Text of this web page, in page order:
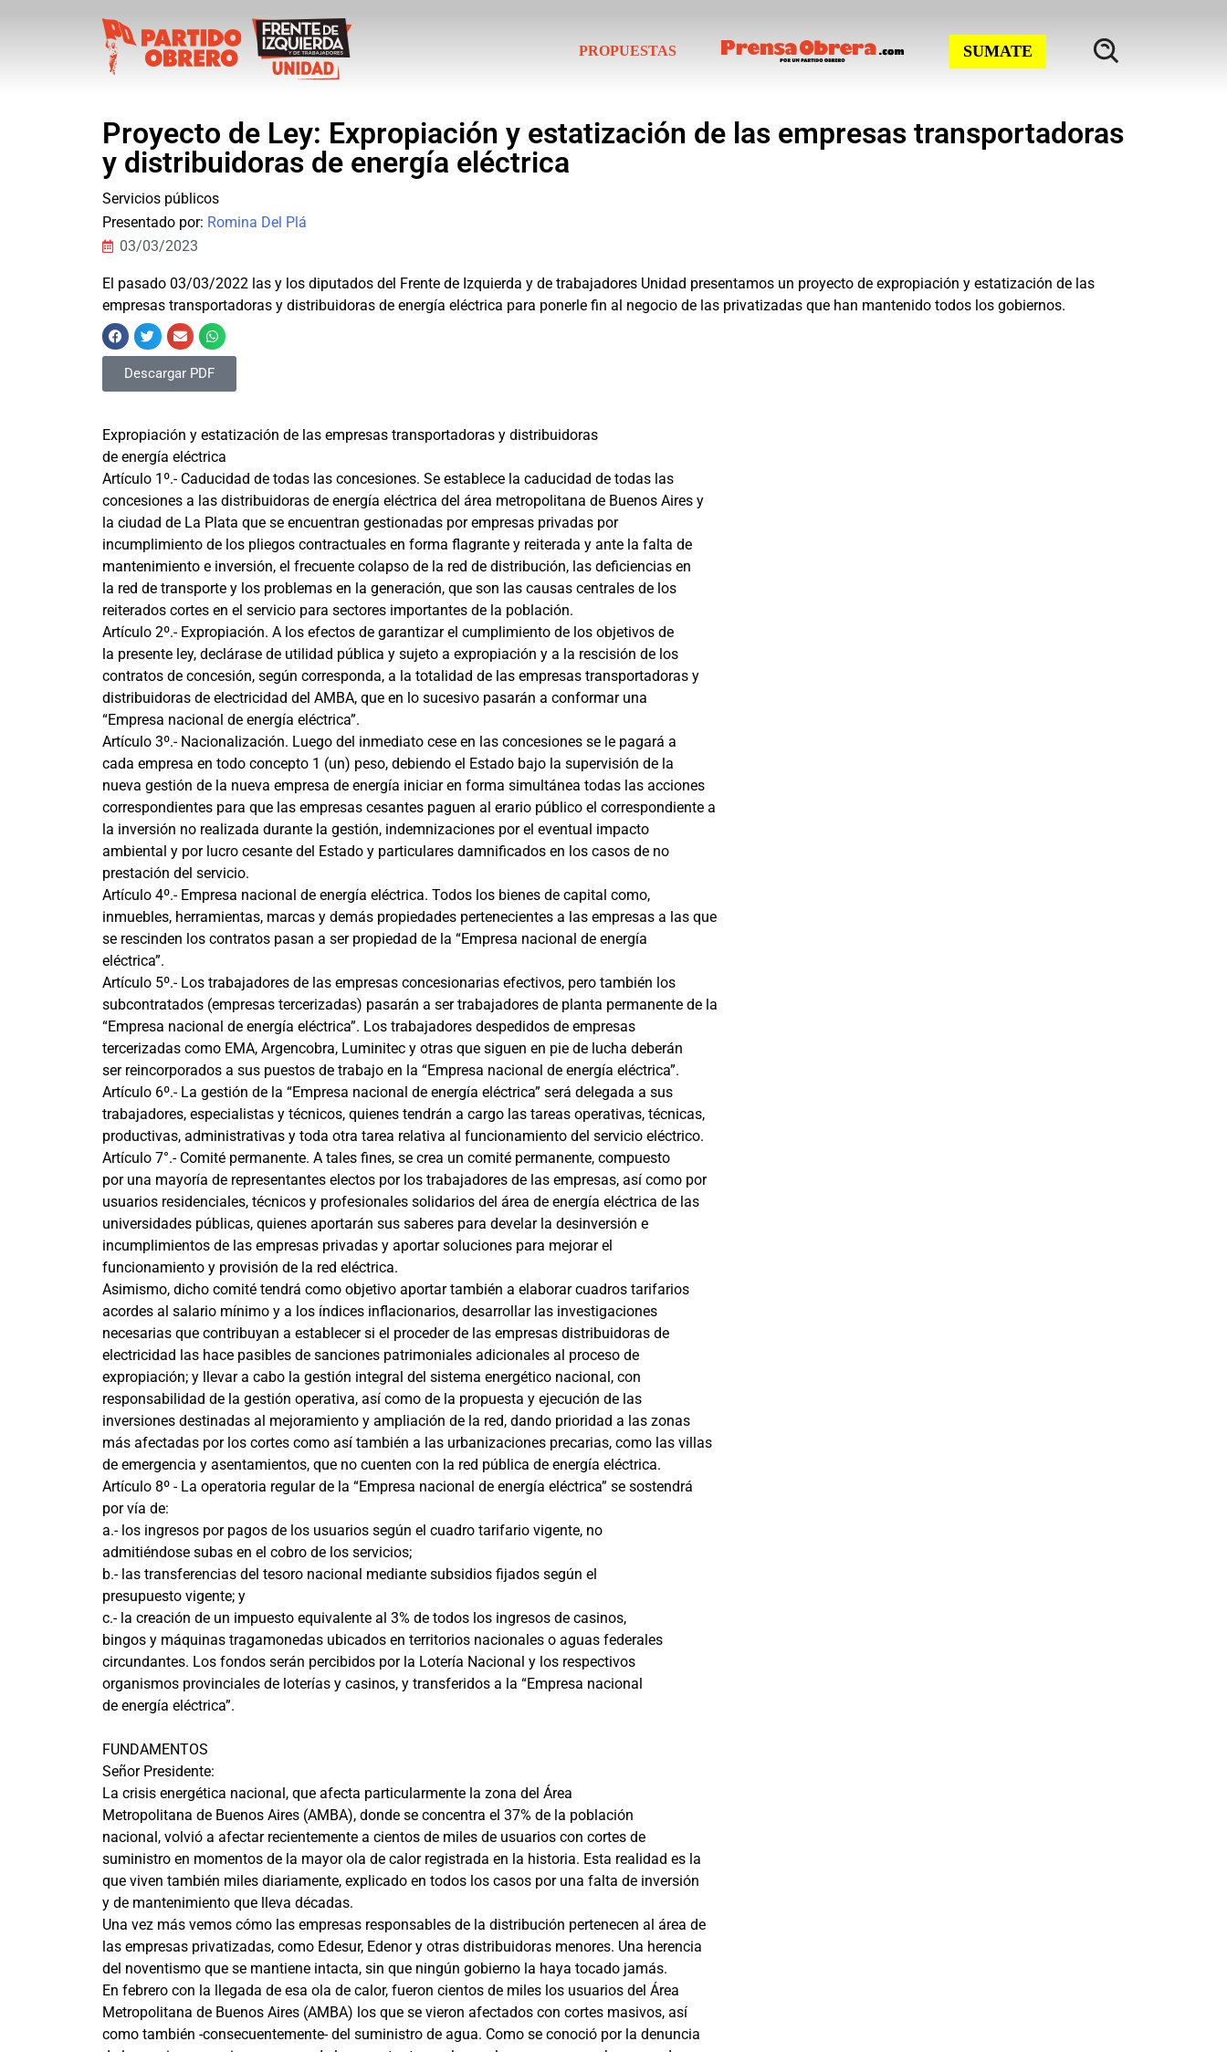
PROPUESTAS SUMATE
Proyecto de Ley: Expropiación y estatización de las empresas transportadoras
y distribuidoras de energía eléctrica
Servicios públicos
Presentado por: Romina Del Plá
03/03/2023
El pasado 03/03/2022 las y los diputados del Frente de Izquierda y de trabajadores Unidad presentamos un proyecto de expropiación y estatización de las
empresas transportadoras y distribuidoras de energía eléctrica para ponerle fin al negocio de las privatizadas que han mantenido todos los gobiernos.
Descargar PDF
Expropiación y estatización de las empresas transportadoras y distribuidoras
de energía eléctrica
Artículo 1º.- Caducidad de todas las concesiones. Se establece la caducidad de todas las
concesiones a las distribuidoras de energía eléctrica del área metropolitana de Buenos Aires y
la ciudad de La Plata que se encuentran gestionadas por empresas privadas por
incumplimiento de los pliegos contractuales en forma flagrante y reiterada y ante la falta de
mantenimiento e inversión, el frecuente colapso de la red de distribución, las deficiencias en
la red de transporte y los problemas en la generación, que son las causas centrales de los
reiterados cortes en el servicio para sectores importantes de la población.
Artículo 2º.- Expropiación. A los efectos de garantizar el cumplimiento de los objetivos de
la presente ley, declárase de utilidad pública y sujeto a expropiación y a la rescisión de los
contratos de concesión, según corresponda, a la totalidad de las empresas transportadoras y
distribuidoras de electricidad del AMBA, que en lo sucesivo pasarán a conformar una
“Empresa nacional de energía eléctrica”.
Artículo 3º.- Nacionalización. Luego del inmediato cese en las concesiones se le pagará a
cada empresa en todo concepto 1 (un) peso, debiendo el Estado bajo la supervisión de la
nueva gestión de la nueva empresa de energía iniciar en forma simultánea todas las acciones
correspondientes para que las empresas cesantes paguen al erario público el correspondiente a
la inversión no realizada durante la gestión, indemnizaciones por el eventual impacto
ambiental y por lucro cesante del Estado y particulares damnificados en los casos de no
prestación del servicio.
Artículo 4º.- Empresa nacional de energía eléctrica. Todos los bienes de capital como,
inmuebles, herramientas, marcas y demás propiedades pertenecientes a las empresas a las que
se rescinden los contratos pasan a ser propiedad de la “Empresa nacional de energía
eléctrica”.
Artículo 5º.- Los trabajadores de las empresas concesionarias efectivos, pero también los
subcontratados (empresas tercerizadas) pasarán a ser trabajadores de planta permanente de la
“Empresa nacional de energía eléctrica”. Los trabajadores despedidos de empresas
tercerizadas como EMA, Argencobra, Luminitec y otras que siguen en pie de lucha deberán
ser reincorporados a sus puestos de trabajo en la “Empresa nacional de energía eléctrica”.
Artículo 6º.- La gestión de la “Empresa nacional de energía eléctrica” será delegada a sus
trabajadores, especialistas y técnicos, quienes tendrán a cargo las tareas operativas, técnicas,
productivas, administrativas y toda otra tarea relativa al funcionamiento del servicio eléctrico.
Artículo 7°.- Comité permanente. A tales fines, se crea un comité permanente, compuesto
por una mayoría de representantes electos por los trabajadores de las empresas, así como por
usuarios residenciales, técnicos y profesionales solidarios del área de energía eléctrica de las
universidades públicas, quienes aportarán sus saberes para develar la desinversión e
incumplimientos de las empresas privadas y aportar soluciones para mejorar el
funcionamiento y provisión de la red eléctrica.
Asimismo, dicho comité tendrá como objetivo aportar también a elaborar cuadros tarifarios
acordes al salario mínimo y a los índices inflacionarios, desarrollar las investigaciones
necesarias que contribuyan a establecer si el proceder de las empresas distribuidoras de
electricidad las hace pasibles de sanciones patrimoniales adicionales al proceso de
expropiación; y llevar a cabo la gestión integral del sistema energético nacional, con
responsabilidad de la gestión operativa, así como de la propuesta y ejecución de las
inversiones destinadas al mejoramiento y ampliación de la red, dando prioridad a las zonas
más afectadas por los cortes como así también a las urbanizaciones precarias, como las villas
de emergencia y asentamientos, que no cuenten con la red pública de energía eléctrica.
Artículo 8º - La operatoria regular de la “Empresa nacional de energía eléctrica” se sostendrá
por vía de:
a.- los ingresos por pagos de los usuarios según el cuadro tarifario vigente, no
admitiéndose subas en el cobro de los servicios;
b.- las transferencias del tesoro nacional mediante subsidios fijados según el
presupuesto vigente; y
c.- la creación de un impuesto equivalente al 3% de todos los ingresos de casinos,
bingos y máquinas tragamonedas ubicados en territorios nacionales o aguas federales
circundantes. Los fondos serán percibidos por la Lotería Nacional y los respectivos
organismos provinciales de loterías y casinos, y transferidos a la “Empresa nacional
de energía eléctrica”.
FUNDAMENTOS
Señor Presidente:
La crisis energética nacional, que afecta particularmente la zona del Área
Metropolitana de Buenos Aires (AMBA), donde se concentra el 37% de la población
nacional, volvió a afectar recientemente a cientos de miles de usuarios con cortes de
suministro en momentos de la mayor ola de calor registrada en la historia. Esta realidad es la
que viven también miles diariamente, explicado en todos los casos por una falta de inversión
y de mantenimiento que lleva décadas.
Una vez más vemos cómo las empresas responsables de la distribución pertenecen al área de
las empresas privatizadas, como Edesur, Edenor y otras distribuidoras menores. Una herencia
del noventismo que se mantiene intacta, sin que ningún gobierno la haya tocado jamás.
En febrero con la llegada de esa ola de calor, fueron cientos de miles los usuarios del Área
Metropolitana de Buenos Aires (AMBA) los que se vieron afectados con cortes masivos, así
como también -consecuentemente- del suministro de agua. Como se conoció por la denuncia